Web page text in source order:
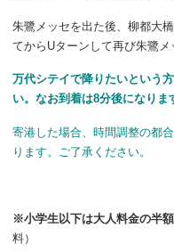
朱鷺メッセを出た後、柳都大
てからUターンして再び朱鷺メ
万代シテイで降りたいという
い。なお到着は8分後になりま
寄港した場合、時間調整の都
ります。ご了承ください。
※小学生以下は大人料金の半額
料）